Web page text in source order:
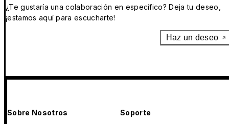
¿Te gustaría una colaboración en específico? Deja tu deseo,
¡estamos aquí para escucharte!
Haz un deseo
Sobre Nosotros Soporte